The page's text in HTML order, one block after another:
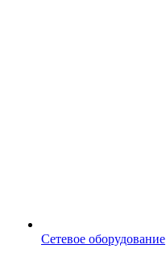
Сетевое оборудование